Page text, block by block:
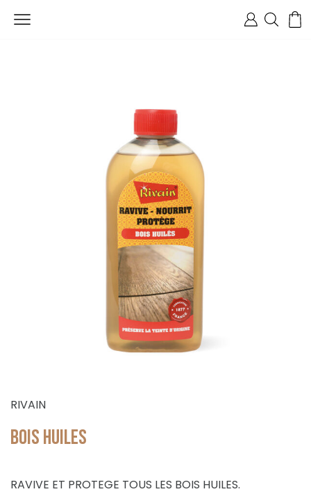
RIVAIN
BOIS HUILES
RAVIVE ET PROTEGE TOUS LES BOIS HUILES.